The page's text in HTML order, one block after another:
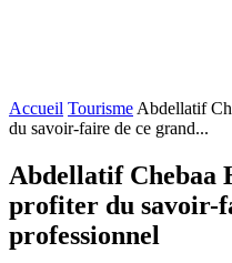
Accueil Tourisme Abdellatif
du savoir-faire de ce grand...
Abdellatif
profiter du savoir-
professionnel